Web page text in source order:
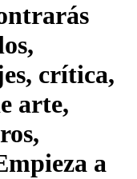
crítica,
arte,
a